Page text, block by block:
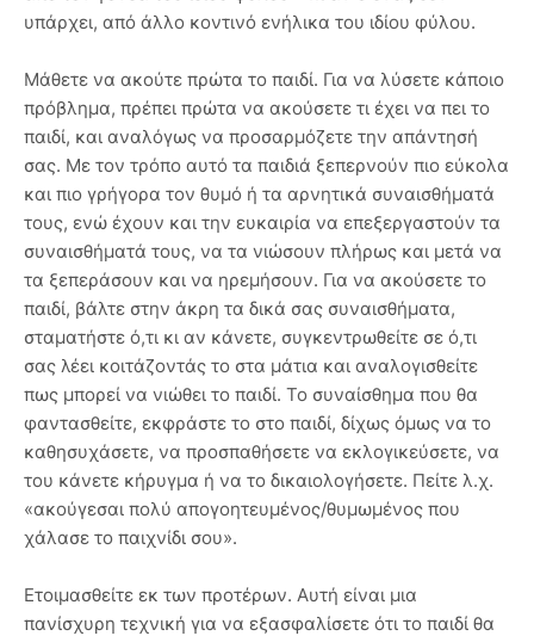
υπάρχει, από άλλο κοντινό ενήλικα του ιδίου φύλου.
Μάθετε να ακούτε πρώτα το παιδί. Για να λύσετε κάποιο
πρόβλημα, πρέπει πρώτα να ακούσετε τι έχει να πει το
παιδί, και αναλόγως να προσαρμόζετε την απάντησή
σας. Με τον τρόπο αυτό τα παιδιά ξεπερνούν πιο εύκολα
και πιο γρήγορα τον θυμό ή τα αρνητικά συναισθήματά
τους, ενώ έχουν και την ευκαιρία να επεξεργαστούν τα
συναισθήματά τους, να τα νιώσουν πλήρως και μετά να
τα ξεπεράσουν και να ηρεμήσουν. Για να ακούσετε το
παιδί, βάλτε στην άκρη τα δικά σας συναισθήματα,
σταματήστε ό,τι κι αν κάνετε, συγκεντρωθείτε σε ό,τι
σας λέει κοιτάζοντάς το στα μάτια και αναλογισθείτε
πως μπορεί να νιώθει το παιδί. Το συναίσθημα που θα
φαντασθείτε, εκφράστε το στο παιδί, δίχως όμως να το
καθησυχάσετε, να προσπαθήσετε να εκλογικεύσετε, να
του κάνετε κήρυγμα ή να το δικαιολογήσετε. Πείτε λ.χ.
«ακούγεσαι πολύ απογοητευμένος/θυμωμένος που
χάλασε το παιχνίδι σου».
Ετοιμασθείτε εκ των προτέρων. Αυτή είναι μια
πανίσχυρη τεχνική για να εξασφαλίσετε ότι το παιδί θα